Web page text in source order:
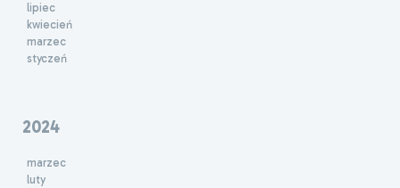
lipiec
kwiecień
marzec
styczeń
2024
marzec
luty